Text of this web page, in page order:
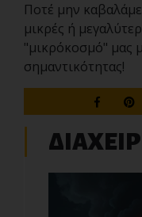
Ποτέ μην
μικρές ή
"μικρόκοσμό" μας
σημαντικότητας!